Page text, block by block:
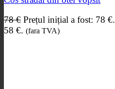
78€ Prețul inițial a fost: 78 €.
58 €. (fara TVA)